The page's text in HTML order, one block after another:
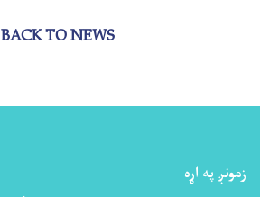
BACK TO NEWS
زمونږ په اړه